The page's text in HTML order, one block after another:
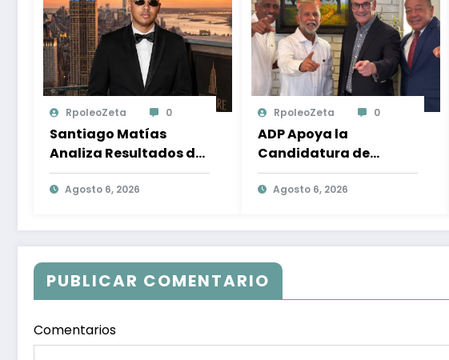
RpoleoZeta 0
Santiago Matías
Analiza Resultados de
Encuesta
Internacional sobre el
República Dominicana:
Tendencias y
Opiniones de los
Ciudadanos
Agosto 6, 2026
RpoleoZeta 0
ADP Apoya la
Candidatura de
Gonzalo Castillo:
Compromiso con el
la Participación
Política
Agosto 6, 2026
PUBLICAR COMENTARIO
Comentarios